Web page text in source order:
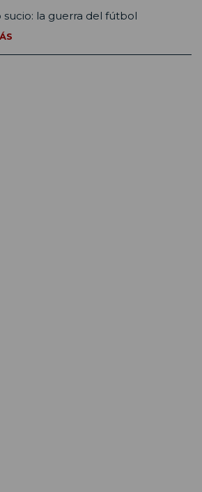
sucio: la guerra del fútbol